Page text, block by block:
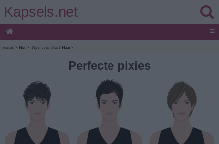
Kapsels.net
≡
Home> Hoe> Tips voor Kort Haar>
Perfecte pixies